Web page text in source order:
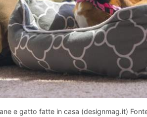
e gatto fatte in casa (designmag.it)